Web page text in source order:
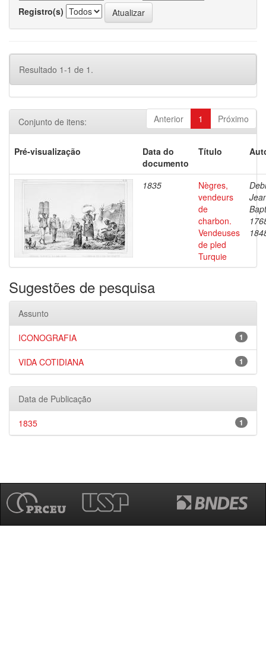
Registro(s)
Resultado 1-1 de 1.
Anterior 1 Próximo
Conjunto de itens:
Pré-visualização
Data do
documento
Título
1835
Nègres,
vendeurs
de
charbon.
Vendeuses
de pled
Turquie
Sugestões de pesquisa
Assunto
1
ICONOGRAFIA
1
VIDA COTIDIANA
Data de Publicação
1
1835